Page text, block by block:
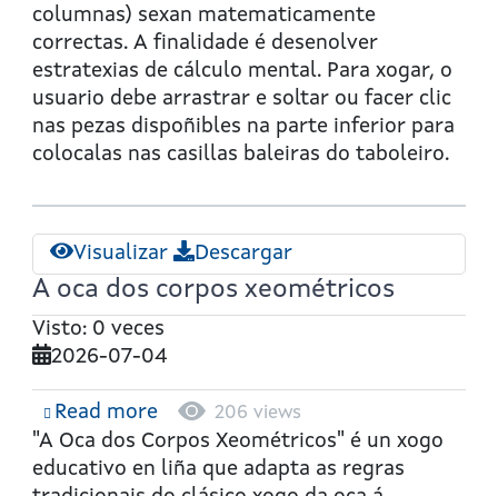
columnas) sexan matematicamente
correctas. A finalidade é desenolver
estratexias de cálculo mental. Para xogar, o
usuario debe arrastrar e soltar ou facer clic
nas pezas dispoñibles na parte inferior para
colocalas nas casillas baleiras do taboleiro.
Visualizar Descargar
A oca dos corpos xeométricos
Visto: 0 veces
2026-07-04
Read moreabout
A
oca
206 views
"A Oca dos Corpos Xeométricos" é un xogo
educativo en liña que adapta as regras